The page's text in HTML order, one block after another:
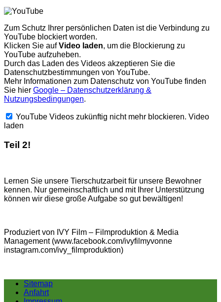
Zum Schutz Ihrer persönlichen Daten ist die Verbindung zu
YouTube blockiert worden.
Klicken Sie aufVideo laden, um die Blockierung zu
YouTube aufzuheben.
Durch das Laden des Videos akzeptieren Sie die
Datenschutzbestimmungen von YouTube.
Mehr Informationen zum Datenschutz von YouTube finden
Sie hier Google – Datenschutzerklärung &
Nutzungsbedingungen.
YouTube Videos zukünftig nicht mehr blockieren. Video
laden
Teil 2!
Lernen Sie unsere Tierschutzarbeit für unsere Bewohner
kennen. Nur gemeinschaftlich und mit Ihrer Unterstützung
können wir diese große Aufgabe so gut bewältigen!
Produziert von IVY Film – Filmproduktion & Media
Management (www.facebook.com/ivyfilmyvonne
instagram.com/ivy_filmproduktion)
Sitemap
Anfahrt